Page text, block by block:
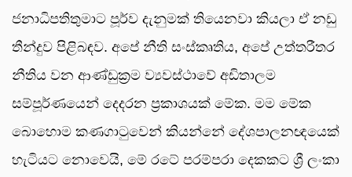
ජනාධිපතිතුමාට පූර්ව දැනුමක් තියෙනවා කියලා ඒ නඩු
තීන්දුව පිළිබඳව. අපේ නීති සංස්කෘතිය, අපේ උත්තරීතර
නීතිය වන ආණ්ඩුක්‍රම ව්‍යවස්ථාවේ අඩිතාලම
සම්පූර්ණයෙන් දෙදරන ප්‍රකාශයක් මේක. මම මේක
බොහොම කණගාටුවෙන් කියන්නේ දේශපාලනඥයෙක්
හැටියට නොවෙයි, මේ රටේ පරම්පරා දෙකකට ශ්‍රී ලංකා